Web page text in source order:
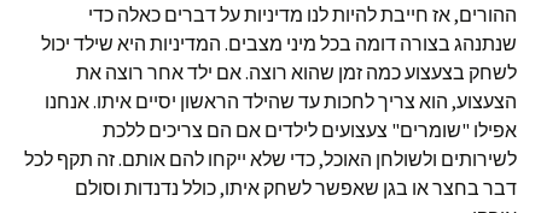
ההורים, אז חייבת להיות לנו מדיניות על דברים כאלה כדי
שנתנהג בצורה דומה בכל מיני מצבים. המדיניות היא שילד יכול
לשחק בצעצוע כמה זמן שהוא רוצה. אם ילד אחר רוצה את
הצעצוע, הוא צריך לחכות עד שהילד הראשון יסיים איתו. אנחנו
אפילו "שומרים" צעצועים לילדים אם הם צריכים ללכת
לשירותים ולשולחן האוכל, כדי שלא ייקחו להם אותם. זה תקף לכל
דבר בחצר או בגן שאפשר לשחק איתו, כולל נדנדות וסולם